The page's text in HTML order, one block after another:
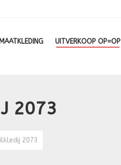
MAATKLEDING UITVERKOOP OP=OP
2073
2073